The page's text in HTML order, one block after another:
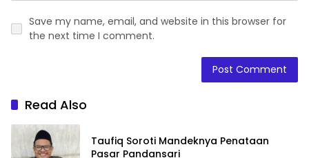
Save my name, email, and website in this browser for
the next time I comment.
Read Also
Taufiq Soroti Mandeknya Penataan
Pasar Pandansari